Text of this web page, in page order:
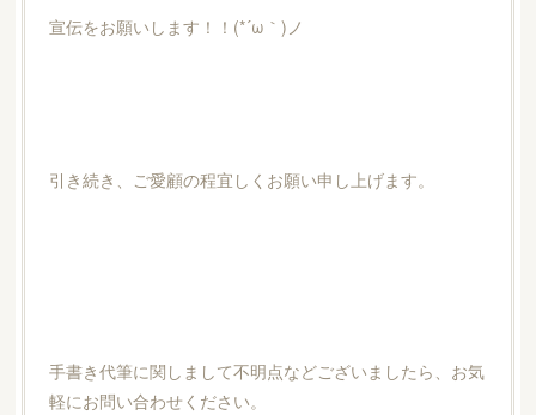
宣伝をお願いします！！(*´ω｀)ノ
引き続き、ご愛顧の程宜しくお願い申し上げます。
手書き代筆に関しまして不明点などございましたら、お気
軽にお問い合わせください。